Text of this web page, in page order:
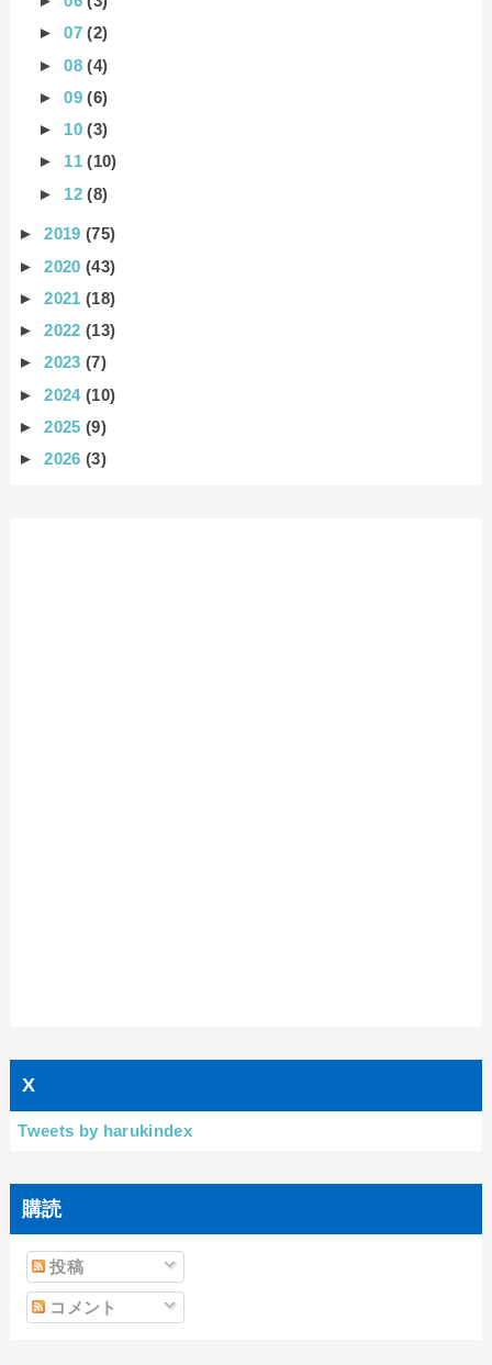
►07(2)
►08(4)
►09(6)
► 10(3)
► 11(10)
► 12(8)
►2019(75)
►2020(43)
►2021(18)
►2022(13)
►2023(7)
►2024(10)
►2025(9)
►2026(3)
X
Tweets by harukindex
購読
投稿
コメント